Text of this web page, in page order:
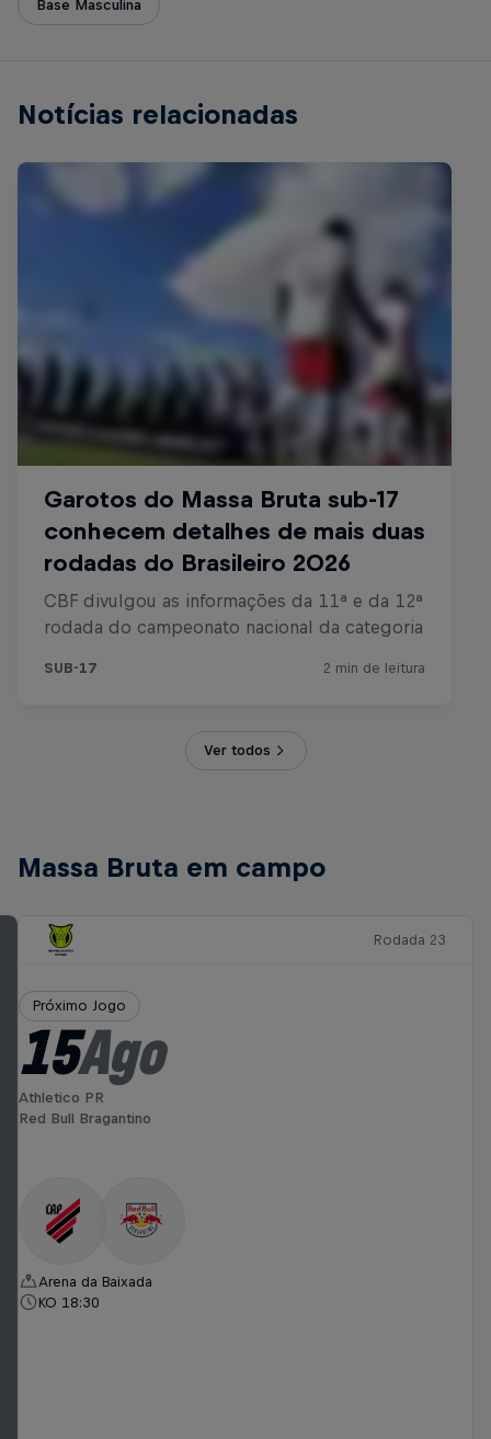
Base Masculina
Notícias relacionadas
Ver todos
Massa Bruta em campo
Rodada 23
Próximo Jogo
15Ago
Athletico PR
Red Bull Bragantino
Arena da Baixada
KO 18:30